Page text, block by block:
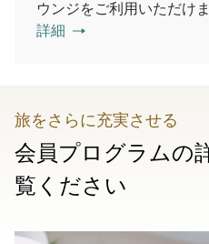
ウンジをご利用いただけま
詳細
旅をさらに充実させる
会員プログラムの
覧ください